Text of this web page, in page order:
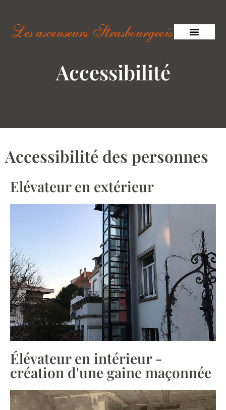
Accessibilité
Accessibilité des personnes
Elévateur en extérieur
Élévateur en intérieur -
création d'une gaine maçonnée